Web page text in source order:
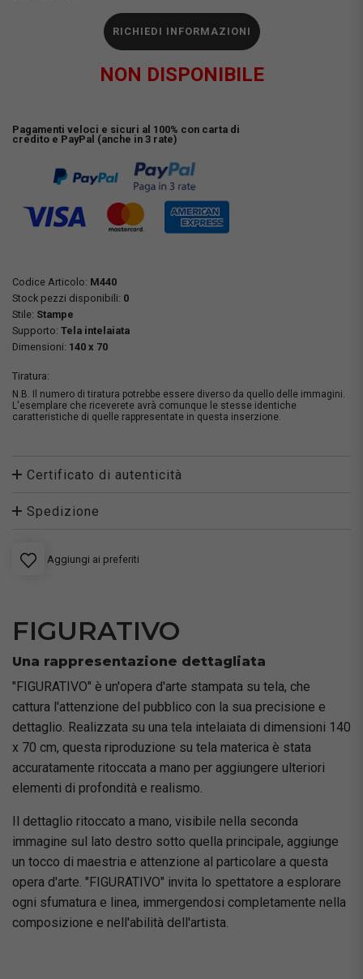
RICHIEDI INFORMAZIONI
NON DISPONIBILE
Pagamenti veloci e sicuri al 100% con carta di
credito e PayPal (anche in 3 rate)
Codice Articolo: M440
Stock pezzi disponibili: 0
Stile: Stampe
Supporto: Tela intelaiata
Dimensioni: 140 x 70
Tiratura:
N.B. Il numero di tiratura potrebbe essere diverso da quello delle immagini.
L'esemplare che riceverete avrà comunque le stesse identiche
caratteristiche di quelle rappresentate in questa inserzione.
Certificato di autenticità
Spedizione
Aggiungi ai preferiti
FIGURATIVO
Una rappresentazione dettagliata
"FIGURATIVO" è un'opera d'arte stampata su tela, che
cattura l'attenzione del pubblico con la sua precisione e
dettaglio. Realizzata su una tela intelaiata di dimensioni 140
x 70 cm, questa riproduzione su tela materica è stata
accuratamente ritoccata a mano per aggiungere ulteriori
elementi di profondità e realismo.
Il dettaglio ritoccato a mano, visibile nella seconda
immagine sul lato destro sotto quella principale, aggiunge
un tocco di maestria e attenzione al particolare a questa
opera d'arte. "FIGURATIVO" invita lo spettatore a esplorare
ogni sfumatura e linea, immergendosi completamente nella
composizione e nell'abilità dell'artista.